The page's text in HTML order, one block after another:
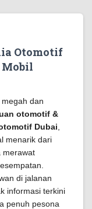
Otomotif
Mobil
dan
otomotif &
Dubai
menarik dari
merawat
di jalanan
informasi terkini
penuh pesona